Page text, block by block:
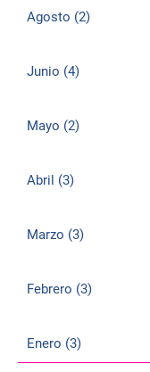
Agosto (2)
Junio (4)
Mayo (2)
Abril (3)
Marzo (3)
Febrero (3)
Enero (3)